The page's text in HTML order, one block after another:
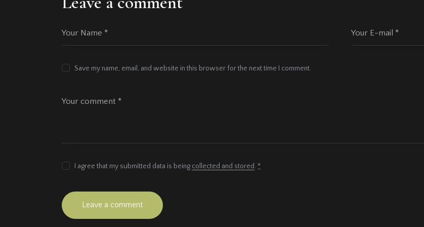
Save my name, email, and website in this browser for the next time I comment.
I agree that my submitted data is being collected and stored. *